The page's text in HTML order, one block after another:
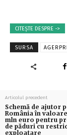
CITEȘTE DESPRE ->
SURSA
Articolul precedent
Schemă de ajutor
România în
mln euro pentru
de păduri cu
exploatare